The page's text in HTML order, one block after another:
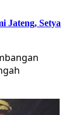
Jateng, Setya